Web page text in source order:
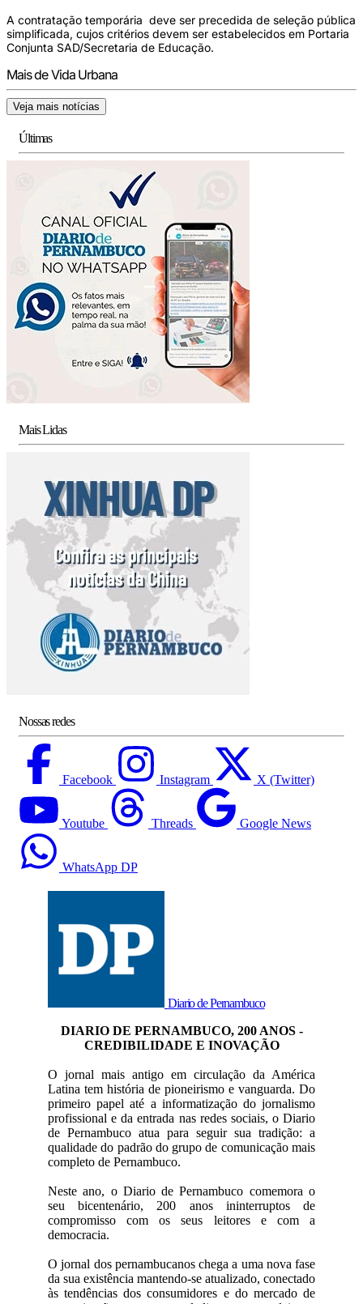
A contratação temporária deve ser precedida de seleção pública
simplificada, cujos critérios devem ser estabelecidos em Portaria
Conjunta SAD/Secretaria de Educação.
Mais de Vida Urbana
Veja mais notícias
Últimas
Mais Lidas
Nossas redes
Facebook Instagram X (Twitter)
Youtube Threads Google News
WhatsApp DP
Diario de Pernambuco
DIARIO DE PERNAMBUCO, 200 ANOS -
CREDIBILIDADE E INOVAÇÃO
O jornal mais antigo em circulação da América
Latina tem história de pioneirismo e vanguarda. Do
primeiro papel até a informatização do jornalismo
profissional e da entrada nas redes sociais, o Diario
de Pernambuco atua para seguir sua tradição: a
qualidade do padrão do grupo de comunicação mais
completo de Pernambuco.
Neste ano, o Diario de Pernambuco comemora o
seu bicentenário, 200 anos ininterruptos de
compromisso com os seus leitores e com a
democracia.
O jornal dos pernambucanos chega a uma nova fase
da sua existência mantendo-se atualizado, conectado
às tendências dos consumidores e do mercado de